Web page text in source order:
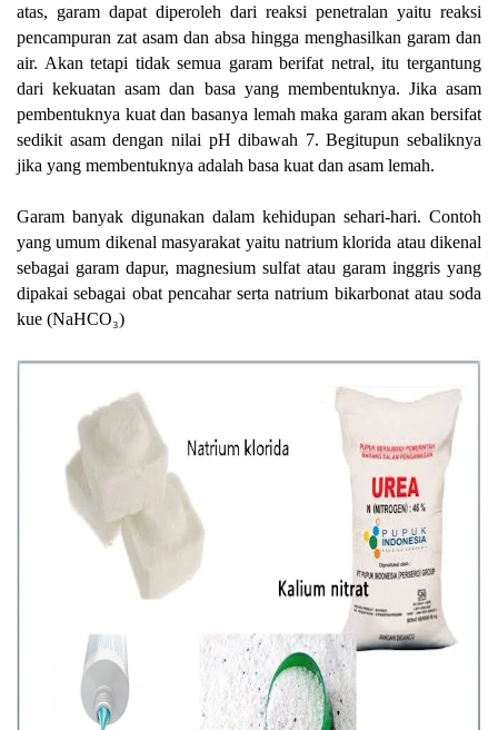
atas, garam dapat diperoleh dari reaksi penetralan yaitu reaksi
pencampuran zat asam dan absa hingga menghasilkan garam dan
air. Akan tetapi tidak semua garam berifat netral, itu tergantung
dari kekuatan asam dan basa yang membentuknya. Jika asam
pembentuknya kuat dan basanya lemah maka garam akan bersifat
sedikit asam dengan nilai pH dibawah 7. Begitupun sebaliknya
jika yang membentuknya adalah basa kuat dan asam lemah.
Garam banyak digunakan dalam kehidupan sehari-hari. Contoh
yang umum dikenal masyarakat yaitu natrium klorida atau dikenal
sebagai garam dapur, magnesium sulfat atau garam inggris yang
dipakai sebagai obat pencahar serta natrium bikarbonat atau soda
kue (NaHCO₃)